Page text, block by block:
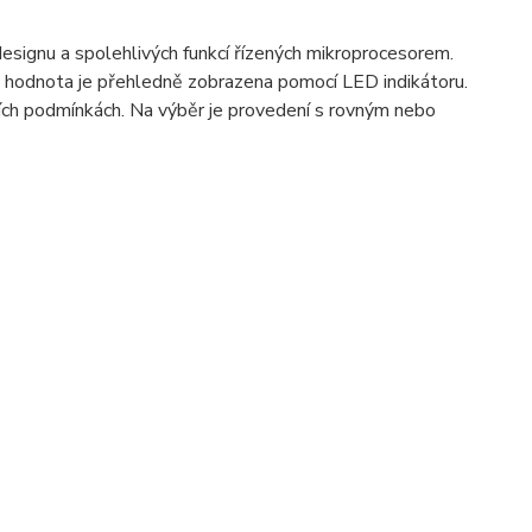
a spolehlivých funkcí řízených mikroprocesorem.
je přehledně zobrazena pomocí LED indikátoru.
podmínkách. Na výběr je provedení s rovným nebo